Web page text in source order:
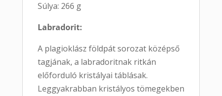
Súlya: 266 g
Labradorit:
A plagioklász földpát sorozat középső
tagjának, a labradoritnak ritkán
előforduló kristályai táblásak.
Leggyakrabban kristályos tömegekben